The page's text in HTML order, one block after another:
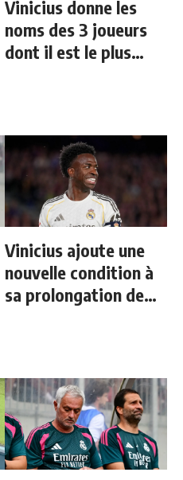
Vinicius donne les
noms des 3 joueurs
dont il est le plus
Vinicius ajoute une
nouvelle condition à
sa prolongation de